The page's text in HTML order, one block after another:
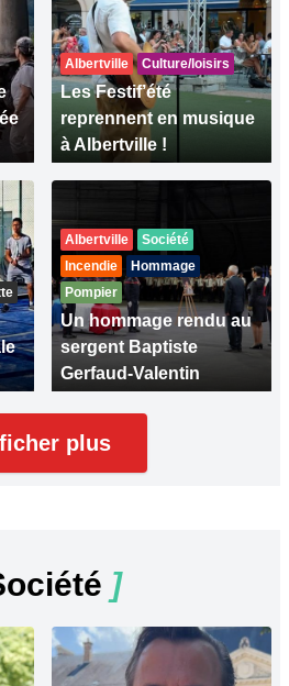
Albertville Culture/loisirs
Les Festif’été
reprennent en musique
à Albertville !
Albertville
Société
Incendie
Hommage
Pompier
Un hommage rendu au
sergent Baptiste
Gerfaud-Valentin
plus
]